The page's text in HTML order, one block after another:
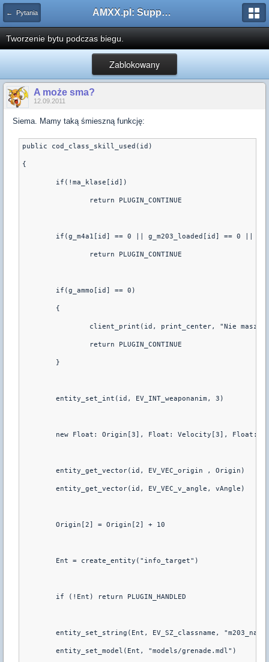
← Pytania AMXX.pl: Support AMX Mod X i SourceMod
Tworzenie bytu podczas biegu.
Zablokowany
A może sma?
12.09.2011
Siema. Mamy taką śmieszną funkcję:
public cod_class_skill_used(id)
{
	if(!ma_klase[id])
		return PLUGIN_CONTINUE
if(g_m4a1[id] == 0 || g_m203_loaded[id] == 0 ||
		return PLUGIN_CONTINUE
	if(g_ammo[id] == 0)
	{
client_print(id, print_center, "Nie masz
		return PLUGIN_CONTINUE
	}
	entity_set_int(id, EV_INT_weaponanim, 3)
new Float: Origin[3], Float: Velocity[3], Float:
	entity_get_vector(id, EV_VEC_origin , Origin)
	entity_get_vector(id, EV_VEC_v_angle, vAngle)
	Origin[2] = Origin[2] + 10
	Ent = create_entity("info_target")
	if (!Ent) return PLUGIN_HANDLED
entity_set_string(Ent, EV_SZ_classname,
	entity_set_model(Ent, "models/grenade.mdl")